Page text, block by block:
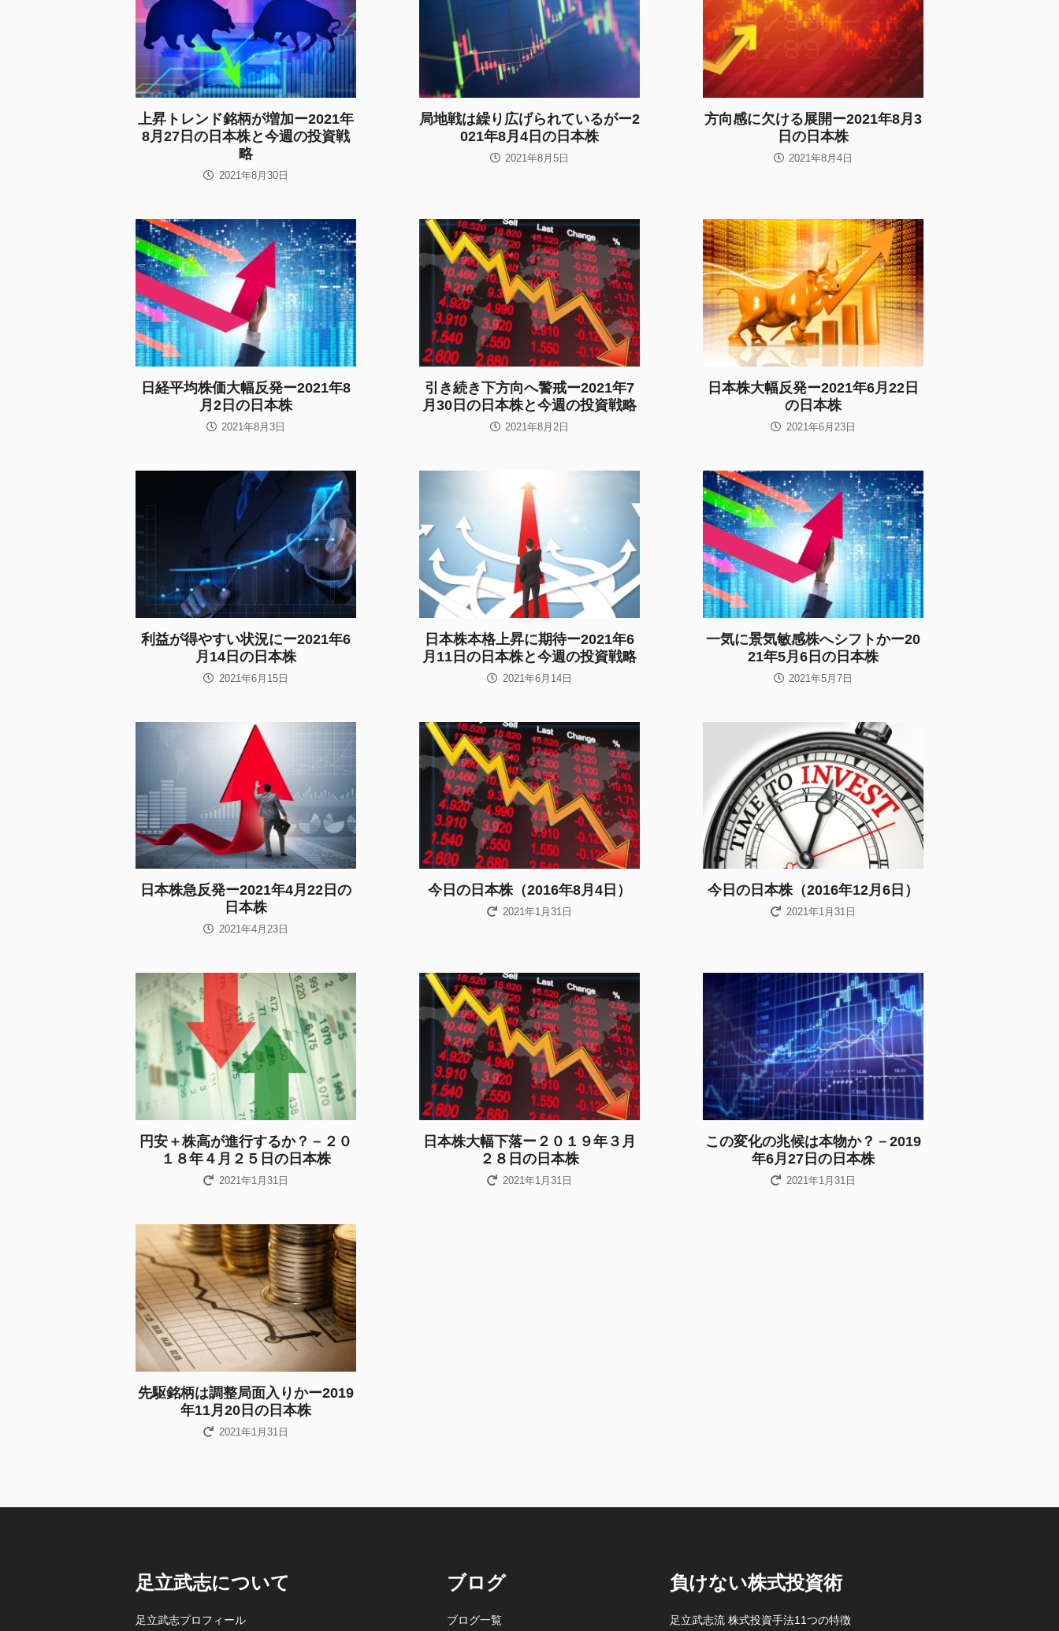
上昇トレンド銘柄が増加ー2021年
8月27日の日本株と今週の投資戦
略
2021年8月30日
局地戦は繰り広げられているがー2
021年8月4日の日本株
2021年8月5日
方向感に欠ける展開ー2021年8月3
日の日本株
2021年8月4日
日経平均株価大幅反発ー2021年8
月2日の日本株
2021年8月3日
引き続き下方向へ警戒ー2021年7
月30日の日本株と今週の投資戦略
2021年8月2日
日本株大幅反発ー2021年6月22日
の日本株
2021年6月23日
利益が得やすい状況にー2021年6
月14日の日本株
2021年6月15日
日本株本格上昇に期待ー2021年6
月11日の日本株と今週の投資戦略
2021年6月14日
一気に景気敏感株へシフトかー20
21年5月6日の日本株
2021年5月7日
日本株急反発ー2021年4月22日の
日本株
2021年4月23日
今日の日本株（2016年8月4日）
2021年1月31日
今日の日本株（2016年12月6日）
2021年1月31日
円安＋株高が進行するか？－２０
１８年４月２５日の日本株
2021年1月31日
日本株大幅下落ー２０１９年３月
２８日の日本株
2021年1月31日
この変化の兆候は本物か？－2019
年6月27日の日本株
2021年1月31日
先駆銘柄は調整局面入りかー2019
年11月20日の日本株
2021年1月31日
足立武志について
足立武志プロフィール
ブログ
ブログ一覧
負けない株式投資術
足立武志流 株式投資手法11つの特徴